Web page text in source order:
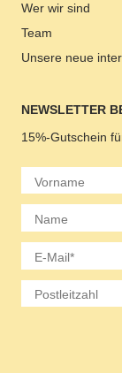
Wer wir sind
Team
Unsere neue
NEWSLETTER
15%-Gutschein
GESUNDHEIT
Veranstaltungen
Zeigen Sie
Schieben